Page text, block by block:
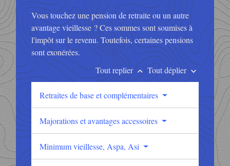
Vous touchez une pension de retraite ou un autre
avantage vieillesse ? Ces sommes sont soumises à
l'impôt sur le revenu. Toutefois, certaines pensions
sont exonérées.
Tout replierkeyboard_arrow_up Tout déplierkeyboard_arrow_down
Retraites de base et complémentaires
Majorations et avantages accessoires
Minimum vieillesse, Aspa, Asi